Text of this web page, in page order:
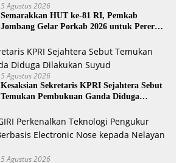
5 Agustus 2026
Semarakkan HUT ke-81 RI, Pemkab
Jombang Gelar Porkab 2026 untuk Pererat
5 Agustus 2026
Kesaksian Sekretaris KPRI Sejahtera Sebut
Temukan Pembukuan Ganda Diduga
5 Agustus 2026